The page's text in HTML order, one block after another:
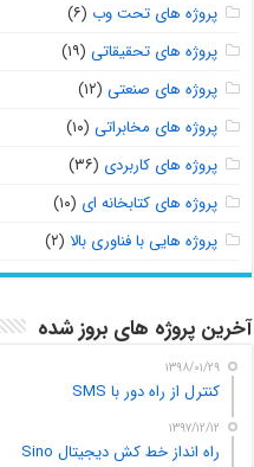
پروژه های تحت وب (۶)
پروژه های تحقیقاتی (۱۹)
پروژه های صنعتی (۱۲)
پروژه های مخابراتی (۱۰)
پروژه های کاربردی (۳۶)
پروژه های کتابخانه ای (۱۰)
پروژه هایی با فناوری بالا (۲)
آخرین پروژه های بروز شده
۱۳۹۸/۰۱/۲۹
کنترل از راه دور با SMS
۱۳۹۷/۱۲/۱۲
راه انداز خط کش دیجیتال Sino